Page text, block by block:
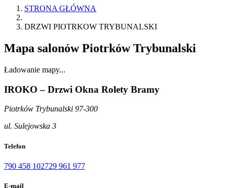
STRONA GŁÓWNA
DRZWI PIOTRKOW TRYBUNALSKI
Mapa salonówPiotrków Trybunalski
Ładowanie mapy...
IROKO – Drzwi Okna Rolety Bramy
Piotrków Trybunalski 97-300
ul. Sulejowska 3
Telefon
790 458 102729 961 977
E-mail